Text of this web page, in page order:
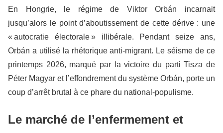
En Hongrie, le régime de Viktor Orbán incarnait
jusqu’alors le point d’aboutissement de cette dérive : une
« autocratie électorale » illibérale. Pendant seize ans,
Orbán a utilisé la rhétorique anti-migrant. Le séisme de ce
printemps 2026, marqué par la victoire du parti Tisza de
Péter Magyar et l’effondrement du système Orbán, porte un
coup d’arrêt brutal à ce phare du national-populisme.
Le marché de l’enfermement et